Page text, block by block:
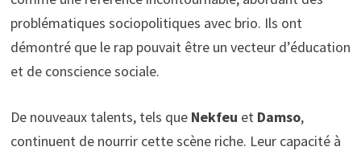
problématiques sociopolitiques avec brio. Ils ont
démontré que le rap pouvait être un vecteur d’éducation
et de conscience sociale.
De nouveaux talents, tels que Nekfeu et Damso,
continuent de nourrir cette scène riche. Leur capacité à